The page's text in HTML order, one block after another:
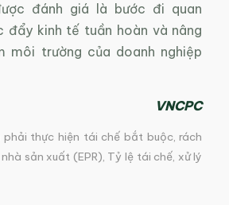
đánh giá là bước đi quan
đẩy kinh tế tuần hoàn và nâng
môi trường của doanh nghiệp
VNCPC
phải thực hiện tái chế bắt buộc,rách
sản xuất (EPR), Tỷ lệ tái chế, xử lý